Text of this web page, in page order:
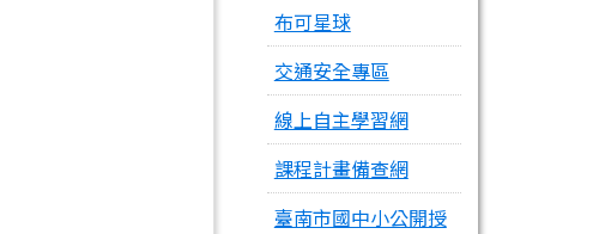
布可星球
交通安全專區
線上自主學習網
課程計畫備查網
臺南市國中小公開授